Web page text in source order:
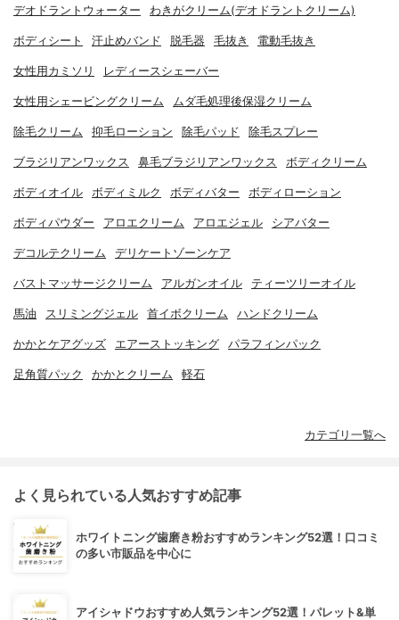
デオドラントウォーター わきがクリーム(デオドラントクリーム)
ボディシート 汗止めバンド 脱毛器 毛抜き 電動毛抜き
女性用カミソリ レディースシェーバー
女性用シェービングクリーム ムダ毛処理後保湿クリーム
除毛クリーム 抑毛ローション 除毛パッド 除毛スプレー
ブラジリアンワックス 鼻毛ブラジリアンワックス ボディクリーム
ボディオイル ボディミルク ボディバター ボディローション
ボディパウダー アロエクリーム アロエジェル シアバター
デコルテクリーム デリケートゾーンケア
バストマッサージクリーム アルガンオイル ティーツリーオイル
馬油 スリミングジェル 首イボクリーム ハンドクリーム
かかとケアグッズ エアーストッキング パラフィンパック
足角質パック かかとクリーム 軽石
カテゴリ一覧へ
よく見られている人気おすすめ記事
ホワイトニング歯磨き粉おすすめランキング52選！口コミ
の多い市販品を中心に
アイシャドウおすすめ人気ランキング52選！パレット&単